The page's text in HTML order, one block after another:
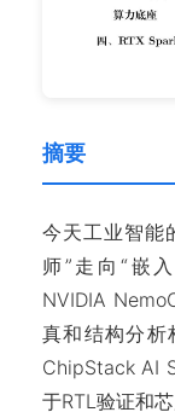
摘要
今天工业智能
师”走向“嵌
NVIDIA
真和结构分析
ChipStack AI
于RTL验证和